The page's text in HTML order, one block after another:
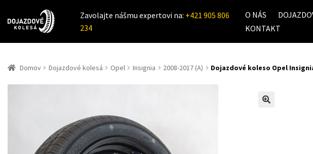
Zavolajte nášmu expertovi na: +421 905 806
234
O NÁS
KONTAKT
Domov Dojazdové kolesá Opel Insignia 2008-2017 (A) Dojazdové koleso Opel Insignia